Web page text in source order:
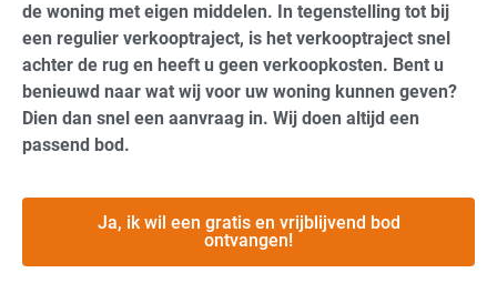
de woning met eigen middelen. In tegenstelling tot bij
een regulier verkooptraject, is het verkooptraject snel
achter de rug en heeft u geen verkoopkosten. Bent u
benieuwd naar wat wij voor uw woning kunnen geven?
Dien dan snel een aanvraag in. Wij doen altijd een
passend bod.
Ja, ik wil een gratis en vrijblijvend bod
ontvangen!